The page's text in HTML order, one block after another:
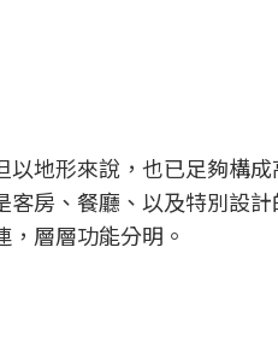
地形來說，也已足夠構
房、餐廳、以及特別設
層層功能分明。